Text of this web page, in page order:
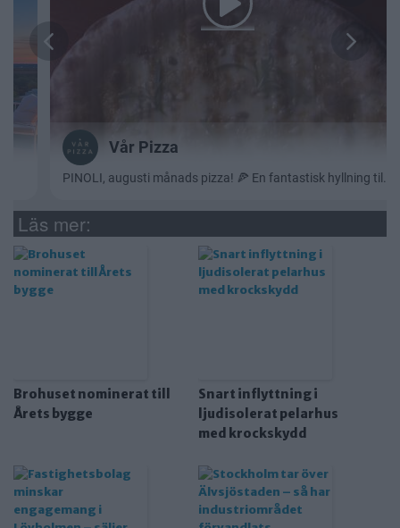
Läs mer:
Brohuset nominerat till
Årets bygge
Snart inflyttning i
ljudisolerat pelarhus
med krockskydd